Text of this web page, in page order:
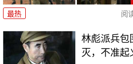
最热 阅
林彪派兵包
灭，不准起